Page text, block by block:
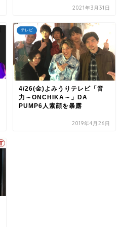
2021年3月31日
テレビ
4/26(金)よみうりテレビ「音
力～ONCHIKA～」DA
PUMP6人素顔を暴露
2019年4月26日